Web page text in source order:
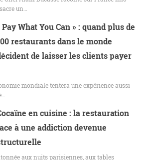
un…
Pay What You Can » : quand plus de
restaurants dans le monde
de laisser les clients payer
mondiale tentera une expérience aussi
en cuisine : la restauration
à une addiction devenue
aux nuits parisiennes, aux tables